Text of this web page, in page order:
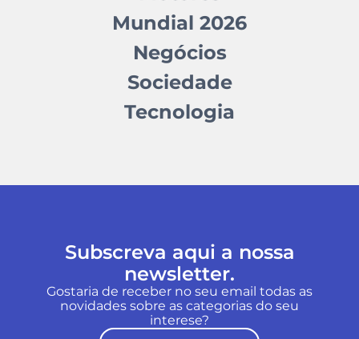
Mundial 2026
Negócios
Sociedade
Tecnologia
Subscreva aqui a nossa
newsletter.
Gostaria de receber no seu email todas as
novidades sobre as categorias do seu
interese?